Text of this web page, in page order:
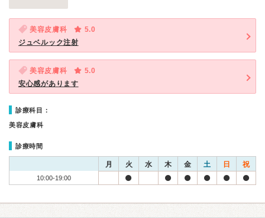
美容皮膚科
5.0
ジュベルック注射
美容皮膚科
5.0
安心感があります
診療科目：
美容皮膚科
診療時間
月 火 水 木 金 土 日 祝
10:00-19:00